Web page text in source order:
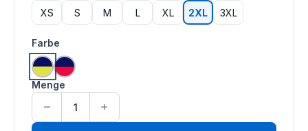
XS S M L XL 2XL 3XL
Farbe
hi vis saturn gelb | navy
hi vis rot | navy
Menge